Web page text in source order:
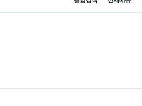
정부 누리집입니다.